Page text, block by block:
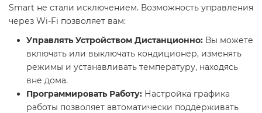
Smart не стали исключением. Возможность управления
через Wi-Fi позволяет вам:
Управлять Устройством Дистанционно: Вы можете
включать или выключать кондиционер, изменять
режимы и устанавливать температуру, находясь
вне дома.
Программировать Работу: Настройка графика
работы позволяет автоматически поддерживать